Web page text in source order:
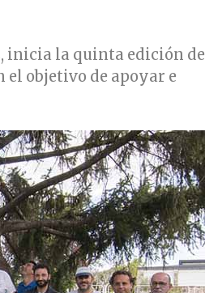
inicia la quinta edición de
el objetivo de apoyar e